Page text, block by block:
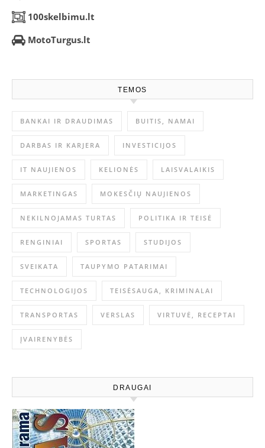
100skelbimu.lt
MotoTurgus.lt
TEMOS
BANKAI IR DRAUDIMAS BUITIS, NAMAI
DARBAS IR KARJERA INVESTICIJOS
IT NAUJIENOS KELIONĖS LAISVALAIKIS
MARKETINGAS MOKESČIŲ NAUJIENOS
NEKILNOJAMAS TURTAS POLITIKA IR TEISĖ
RENGINIAI SPORTAS STUDIJOS
SVEIKATA TAUPYMO PATARIMAI
TECHNOLOGIJOS TEISĖSAUGA, KRIMINALAI
TRANSPORTAS VERSLAS VIRTUVĖ, RECEPTAI
ĮVAIRENYBĖS
DRAUGAI